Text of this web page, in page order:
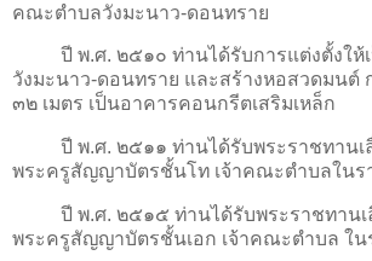
คณะตำบลวังมะนาว-ดอนทราย
ปี พ.ศ. ๒๕๑๐ ท่านได้รับการแต่งตั้งให้เ
วังมะนาว-ดอนทราย และสร้างหอสวดมนต์
๓๒ เมตร เป็นอาคารคอนกรีตเสริมเหล็ก
ปี พ.ศ. ๒๕๑๑ ท่านได้รับพระราชทานเ
พระครูสัญญาบัตรชั้นโท เจ้าคณะตำบลในร
ปี พ.ศ. ๒๕๑๕ ท่านได้รับพระราชทานเ
พระครูสัญญาบัตรชั้นเอก เจ้าคณะตำบล ใน